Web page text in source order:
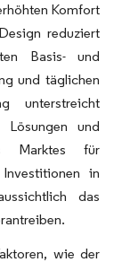
Komfort
reduziert
Basis- und
und täglichen
unterstreicht
Lösungen und
Marktes für
in
das
wie der